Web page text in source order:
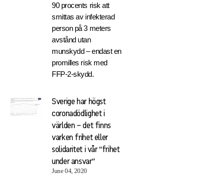
90 procents risk att
smittas av infekterad
person på 3 meters
avstånd utan
munskydd – endast en
promilles risk med
FFP-2-skydd.
Sverige har högst
coronadödlighet i
världen – det finns
varken frihet eller
solidaritet i vår “frihet
under ansvar”
June 04, 2020